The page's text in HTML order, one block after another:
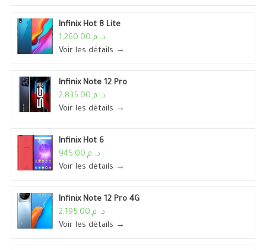
Infinix Hot 8 Lite
د. م.1,260.00
Voir les détails →
Infinix Note 12 Pro
د. م.2,835.00
Voir les détails →
Infinix Hot 6
د. م.945.00
Voir les détails →
Infinix Note 12 Pro 4G
د. م.2,195.00
Voir les détails →